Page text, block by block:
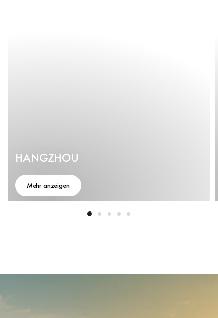
HANGZHOU
Mehr anzeigen